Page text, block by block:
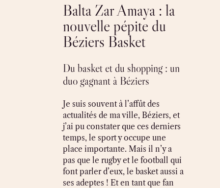
Balta Zar Amaya : la
nouvelle pépite du
Béziers Basket
Du basket et du shopping : un
duo gagnant à Béziers
Je suis souvent à l’affût des
actualités de ma ville, Béziers, et
j’ai pu constater que ces derniers
temps, le sport y occupe une
place importante. Mais il n’y a
pas que le rugby et le football qui
font parler d’eux, le basket aussi a
ses adeptes ! Et en tant que fan